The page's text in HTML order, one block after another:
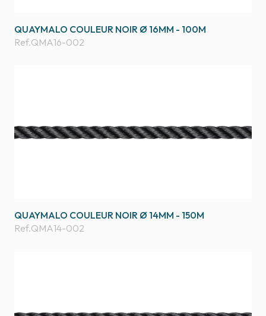
QUAYMALO COULEUR NOIR Ø 16MM - 100M
Ref.QMA16-002
QUAYMALO COULEUR NOIR Ø 14MM - 150M
Ref.QMA14-002